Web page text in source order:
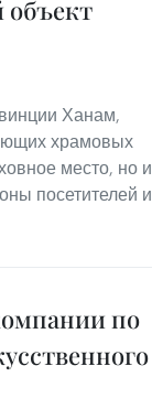
объект
Ханам,
храмовых
место, но и
посетителей и
по